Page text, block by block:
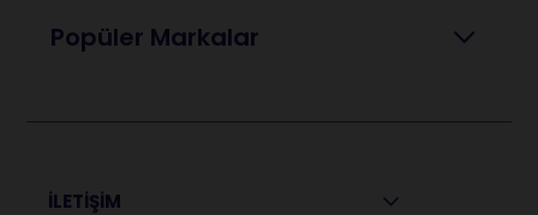
Popüler Markalar
İLETİŞİM